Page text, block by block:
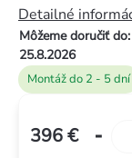
je
0,0
z
5
hviezdičiek.
Montáž do 2 - 5 dní
Môžeme doručiť do:
25.8.2026
Detailné
396 €